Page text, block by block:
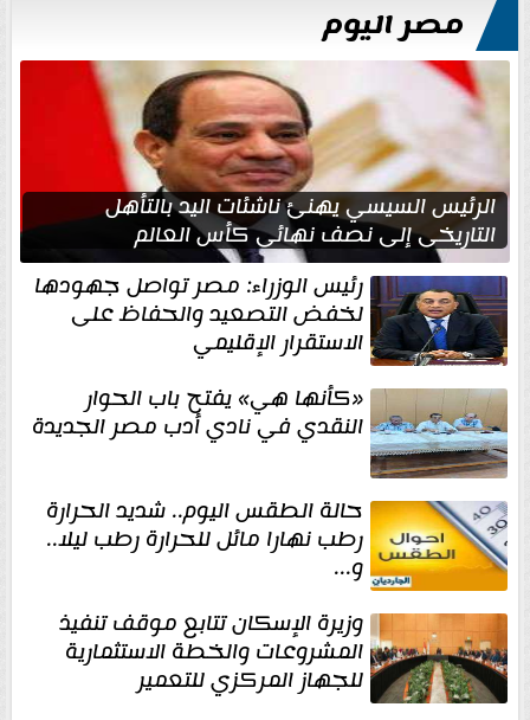
مصر اليوم
الرئيس السيسي يهنئ ناشئات اليد بالتأهل
التاريخي إلى نصف نهائي كأس العالم
رئيس الوزراء: مصر تواصل جهودها
لخفض التصعيد والحفاظ على
الاستقرار الإقليمي
«كأنها هي» يفتح باب الحوار
النقدي في نادي أدب مصر الجديدة
حالة الطقس اليوم.. شديد الحرارة
رطب نهارا مائل للحرارة رطب ليلا..
و...
وزيرة الإسكان تتابع موقف تنفيذ
المشروعات والخطة الاستثمارية
للجهاز المركزي للتعمير